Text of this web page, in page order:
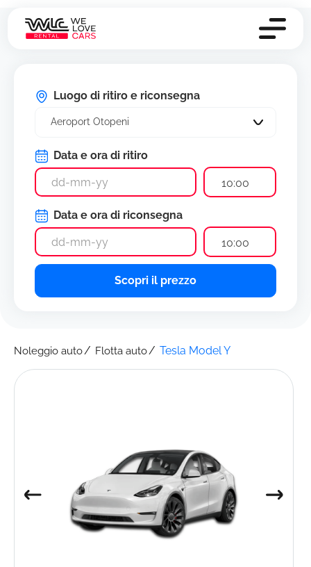
Luogo di ritiro e riconsegna
Aeroport Otopeni
Data e ora di ritiro
10:00
Data e ora di riconsegna
10:00
Scopri il prezzo
Noleggio auto Flotta auto Tesla Model Y